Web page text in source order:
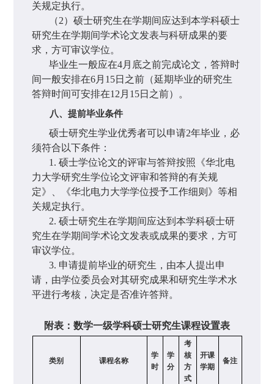
关规定执行。
（2）硕士研究生在学期间应达到本学科硕士
研究生在学期间学术论文发表与科研成果的要
求，方可审议学位。
毕业生一般应在4月底之前完成论文，答辩时
间一般安排在6月 15日之前（延期毕业的研究生
答辩时间可安排在12月 15日之前）。
八、提前毕业条件
硕士研究生学业优秀者可以申请2年毕业，必
须符合以下条件：
1.硕士学位论文的评审与答辩按照《华北电
力大学研究生学位论文评审和答辩的有关规
定》、《华北电力大学学位授予工作细则》等相
关规定执行。
2.硕士研究生在学期间应达到本学科硕士研
究生在学期间学术论文发表或成果的要求，方可
审议学位。
3. 申请提前毕业的研究生，由本人提出申
请，由学位委员会对其研究成果和研究生学术水
平进行考核，决定是否准许答辩。
附表：数学一级学科硕士研究生课程设置表
类别 课程名称
学
时
学
分
考
核
方
式
开课
学期
备注